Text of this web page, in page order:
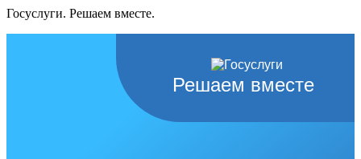
Госуслуги. Решаем вместе.
Решаем вместе